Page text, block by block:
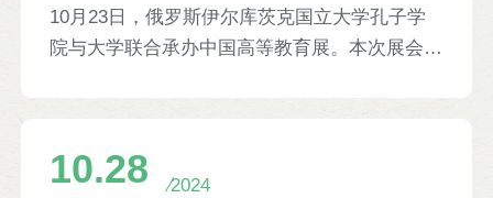
关系、能源转型等议题进行讨论。圣保罗市国际
关系局副局长玛丽亚·奥克西莉亚多拉·菲格雷
10月23日，俄罗斯伊尔库茨克国立大学孔子学
院与大学联合承办中国高等教育展。本次展会由
罗斯外交部驻伊尔库茨克代表科捷利尼科夫、伊
10.28 2024